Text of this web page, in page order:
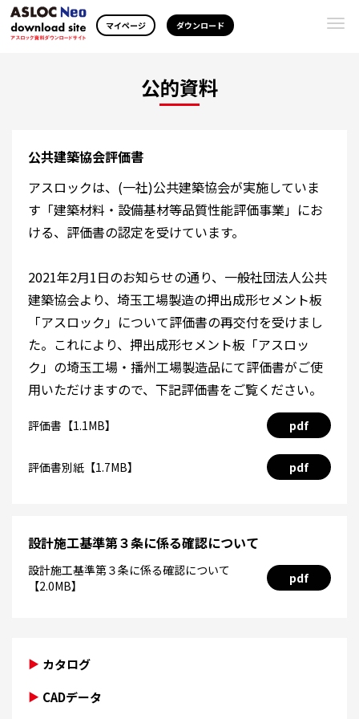
マイページ ダウンロード
公的資料
公共建築協会評価書
アスロックは、(一社)公共建築協会が実施していま
す「建築材料・設備基材等品質性能評価事業」にお
ける、評価書の認定を受けています。
2021年2月1日のお知らせの通り、一般社団法人公共
建築協会より、埼玉工場製造の押出成形セメント板
「アスロック」について評価書の再交付を受けまし
た。これにより、押出成形セメント板「アスロッ
ク」の埼玉工場・播州工場製造品にて評価書がご使
用いただけますので、下記評価書をご覧ください。
評価書【1.1MB】 pdf
評価書別紙【1.7MB】 pdf
設計施工基準第３条に係る確認について
設計施工基準第３条に係る確認について
【2.0MB】
pdf
カタログ
CADデータ